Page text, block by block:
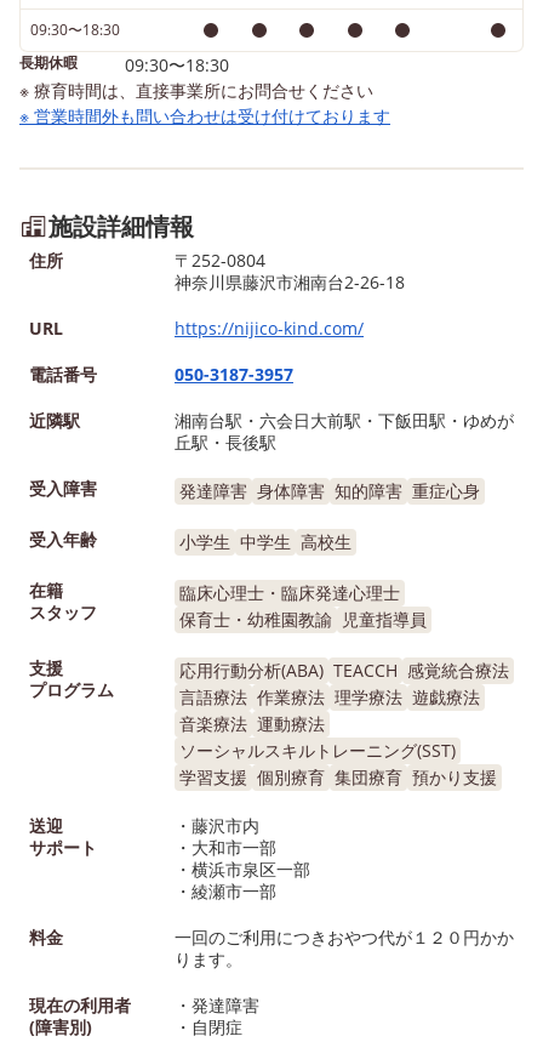
を✨ 保護者の皆さまの良きパ
ートナーとなれるよう、スタ
ッフ一同お待ちしております
🎵
09:30〜18:30
長期休暇
09:30〜18:30
※ 療育時間は、直接事業所にお問合せください
※ 営業時間外も問い合わせは受け付けております
施設詳細情報
住所
〒252-0804
神奈川県藤沢市湘南台2-26-18
URL
https://nijico-kind.com/
電話番号
050-3187-3957
近隣駅
湘南台駅・六会日大前駅・下飯田駅・ゆめが
丘駅・長後駅
受入障害
発達障害 身体障害 知的障害 重症心身
受入年齢 小学生 中学生 高校生
在籍
スタッフ
臨床心理士・臨床発達心理士
保育士・幼稚園教諭 児童指導員
支援
プログラム
応用行動分析(ABA) TEACCH 感覚統合療法
言語療法 作業療法 理学療法 遊戯療法
音楽療法 運動療法
ソーシャルスキルトレーニング(SST)
学習支援 個別療育 集団療育 預かり支援
送迎
サポート
・藤沢市内
・大和市一部
・横浜市泉区一部
・綾瀬市一部
料金
一回のご利用につきおやつ代が１２０円かか
ります。
現在の利用者
(障害別)
・発達障害
・自閉症